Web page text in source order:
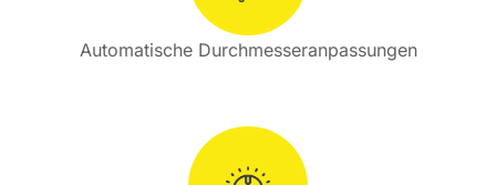
Automatische Durchmesseranpassungen